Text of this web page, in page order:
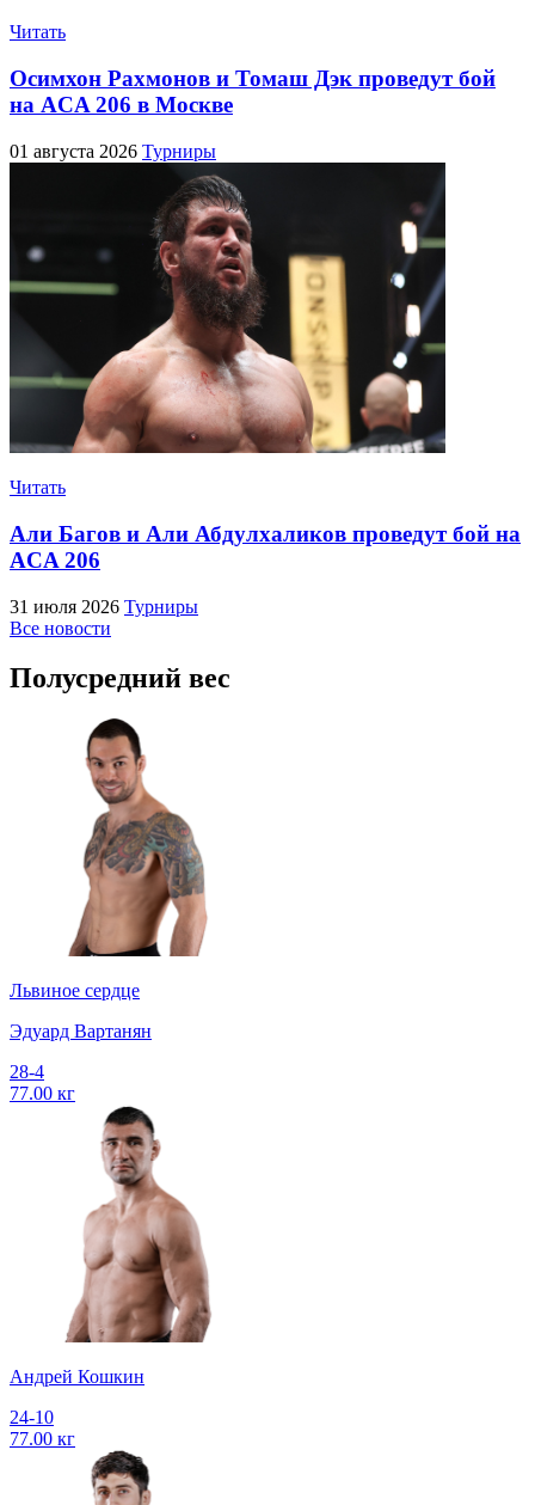
Читать
Осимхон Рахмонов и Томаш Дэк проведут бой
на ACA 206 в Москве
01 августа 2026 Турниры
Читать
Али Багов и Али Абдулхаликов проведут бой на
ACA 206
31 июля 2026 Турниры
Все новости
Полусредний вес
Львиное сердце
Эдуард Вартанян
28-4
77.00 кг
Андрей Кошкин
24-10
77.00 кг